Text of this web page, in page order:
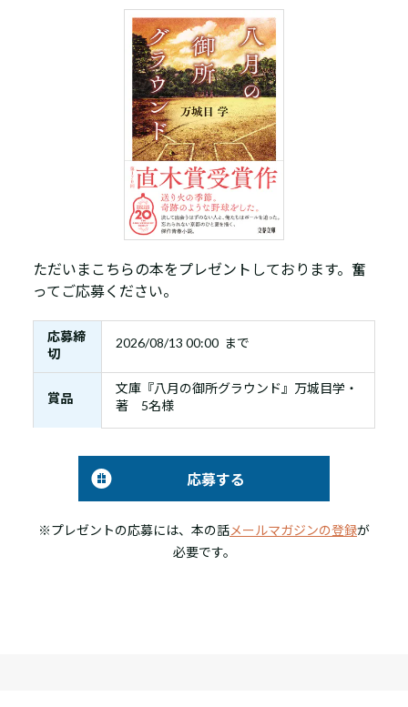
ただいまこちらの本をプレゼントしております。奮
ってご応募ください。
応募締
切
2026/08/13 00:00 まで
賞品
文庫『八月の御所グラウンド』万城目学・
著 5名様
応募する
※プレゼントの応募には、本の話メールマガジンの登録が
必要です。